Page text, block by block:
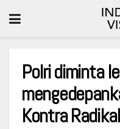
Polri diminta
Kontra